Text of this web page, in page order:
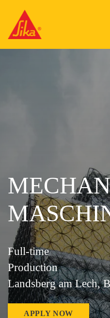
Full-time
Production
Landsberg am Lech,
APPLY NOW